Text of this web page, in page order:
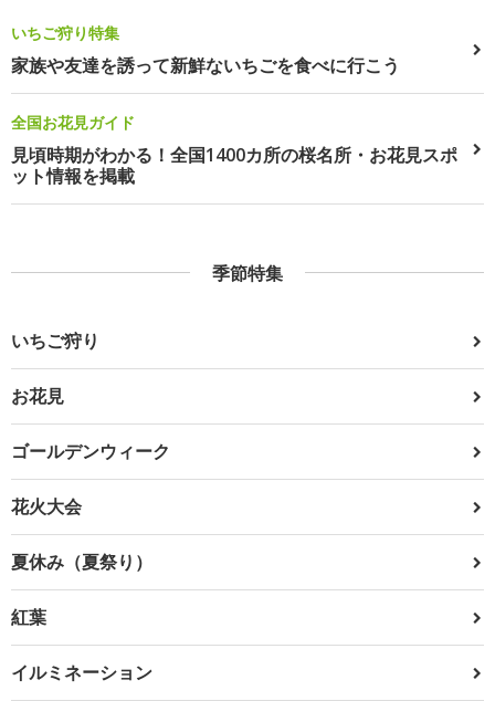
いちご狩り特集
家族や友達を誘って新鮮ないちごを食べに行こう
全国お花見ガイド
見頃時期がわかる！全国1400カ所の桜名所・お花見スポ
ット情報を掲載
季節特集
いちご狩り
お花見
ゴールデンウィーク
花火大会
夏休み（夏祭り）
紅葉
イルミネーション